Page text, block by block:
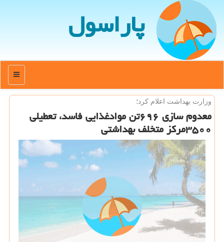
پاراسول
منو
وزارت بهداشت اعلام كرد؛
معدوم سازی ۶۹۶تن موادغذایی فاسد، تعطیلی
۳۵۰۰مركز متخلف بهداشتی